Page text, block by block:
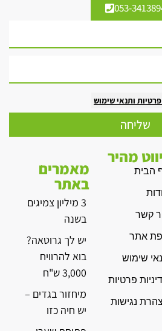
053-
ותנאי שימוש
שליחה
מהיר
הבית
קשר
אתר
שימוש
פרטיות
נגישות
מאמרים
באתר
3 מיליון צמיגים
בשנה
יש לך גרוטאה?
בוא להרוויח
3,000 ש"ח
מיחזור בגדים –
יש חיה כזו